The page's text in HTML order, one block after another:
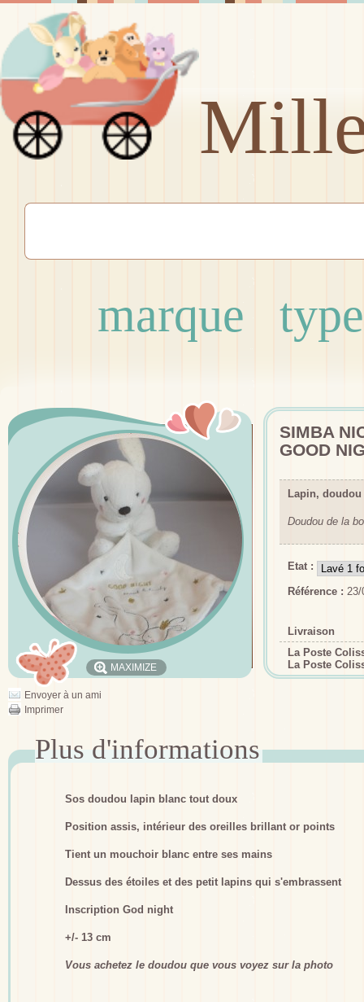
marque type
MAXIMIZE
Envoyer à un ami
Imprimer
SIMBA
GOOD
Lapin, doudou
Doudou de la
Etat :
Référence : 23/
Livraison
La Poste
La Poste
Sos doudou lapin blanc tout doux
Position assis, intérieur des oreilles brillant or points
Tient un mouchoir blanc entre ses mains
Dessus des étoiles et des petit lapins qui s'embrassent
Inscription God night
+/- 13 cm
Vous achetez le doudou que vous voyez sur la photo